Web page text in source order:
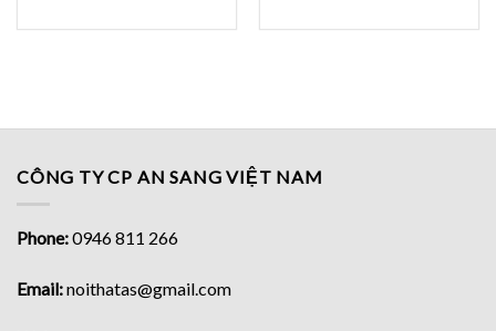
CÔNG TY CP AN SANG VIỆT NAM
Phone:0946 811 266
Email:noithatas@gmail.com